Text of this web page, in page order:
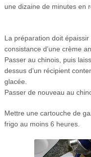
une dizaine de minutes en
La préparation doit épaissir
consistance d’une crème
Passer au chinois, puis
dessus d’un récipient
glacée.
Passer de nouveau au
Mettre une cartouche de
frigo au moins 6 heures.